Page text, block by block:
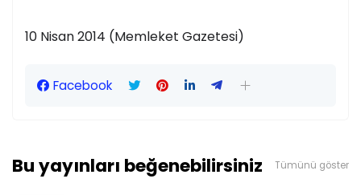
10 Nisan 2014 (Memleket Gazetesi)
Facebook
Bu yayınları beğenebilirsiniz Tümünü göster